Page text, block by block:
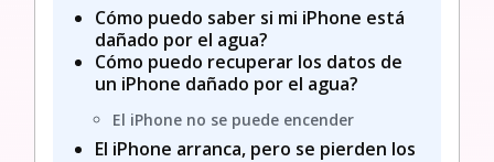
Cómo puedo saber si mi iPhone está
dañado por el agua?
Cómo puedo recuperar los datos de
un iPhone dañado por el agua?
El iPhone no se puede encender
El iPhone arranca, pero se pierden los